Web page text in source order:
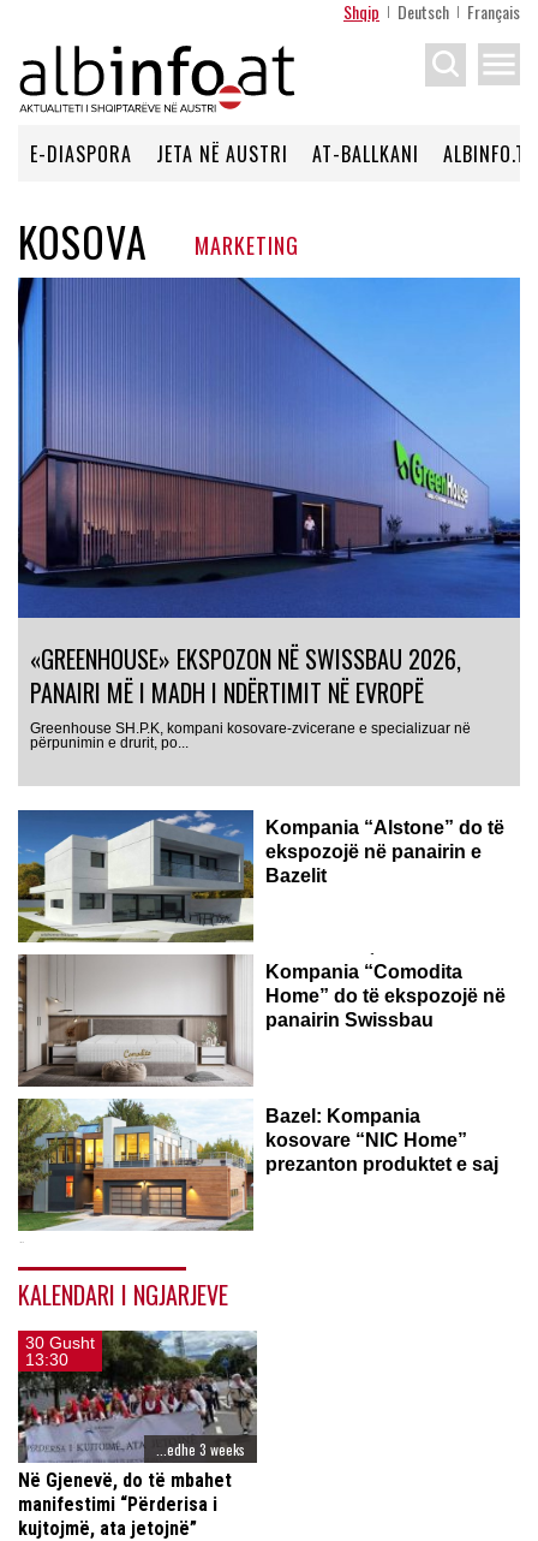
Shqip Deutsch Français
menu
E-DIASPORA JETA NË AUSTRI AT-BALLKANI ALBINFO.TV
KOSOVA MARKETING
«GREENHOUSE» EKSPOZON NË SWISSBAU 2026,
PANAIRI MË I MADH I NDËRTIMIT NË EVROPË
Greenhouse SH.P.K, kompani kosovare-zvicerane e specializuar në
përpunimin e drurit, po...
Kompania “Alstone” do të
ekspozojë në panairin e
Bazelit
Me përvojë më shumë se 20-vjeçare, lider në fushën e
prodhimit...
Kompania “Comodita
Home” do të ekspozojë në
panairin Swissbau
Comodita Home është tjetra kompani, e cila do të marrë pjesë...
Bazel: Kompania
kosovare “NIC Home”
prezanton produktet e saj
“NIC Home” është një nga kompanitë pjesëmarrëse në panairin
Swissbau, i...
KALENDARI I NGJARJEVE
30 Gusht
13:30
...edhe 3 weeks
Në Gjenevë, do të mbahet
manifestimi “Përderisa i
kujtojmë, ata jetojnë”